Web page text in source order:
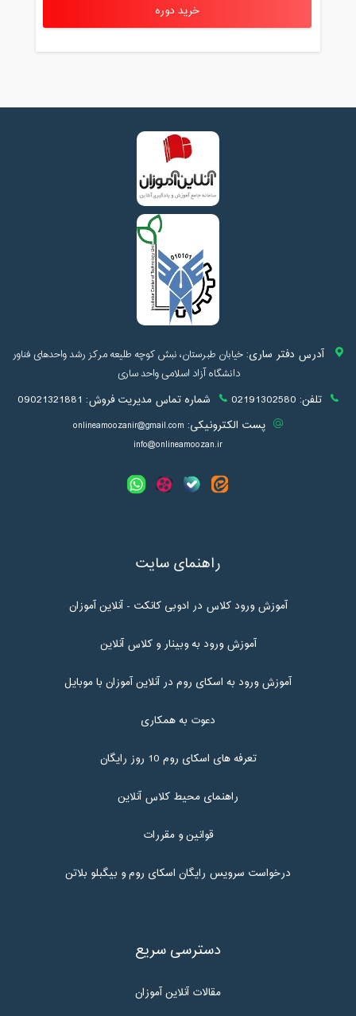
خرید دوره
آدرس دفتر ساری:خیابان طبرستان، نبش کوچه طلیعه مرکز رشد واحدهای فناور
دانشگاه آزاد اسلامی واحد ساری
تلفن: 02191302580 شماره تماس مدیریت فروش: 09021321881
پست الکترونیکی: onlineamoozanir@gmail.com
info@onlineamoozan.ir
راهنمای سایت
آموزش ورود کلاس در ادوبی کانکت - آنلاین آموزان
آموزش ورود به وبینار و کلاس آنلاین
آموزش ورود به اسکای روم در آنلاین آموزان با موبایل
دعوت به همکاری
تعرفه های اسکای روم 10 روز رایگان
راهنمای محیط کلاس آنلاین
قوانین و مقررات
درخواست سرویس رایگان اسکای روم و بیگبلو بلاتن
دسترسی سریع
مقالات آنلاین آموزان